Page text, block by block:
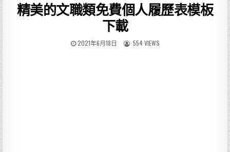
S
T
I
精美的文職類免費個人履歷表模板
下載
2021年6月18日 554 VIEWS